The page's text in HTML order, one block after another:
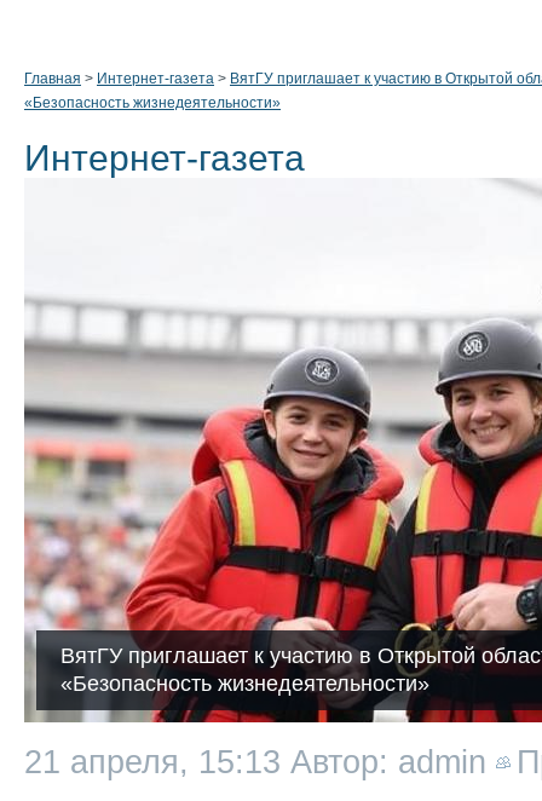
Главная > Интернет-газета > ВятГУ приглашает к участию в Открытой
«Безопасность жизнедеятельности»
Интернет-газета
ВятГУ приглашает к участию в Открытой
«Безопасность жизнедеятельности»
21 апреля, 15:13 Автор: admin